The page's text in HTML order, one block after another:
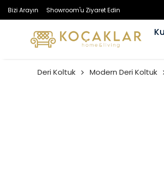
Bizi Arayın Showroom'u Ziyaret Edin
Deri Koltuk Modern Deri Koltuk